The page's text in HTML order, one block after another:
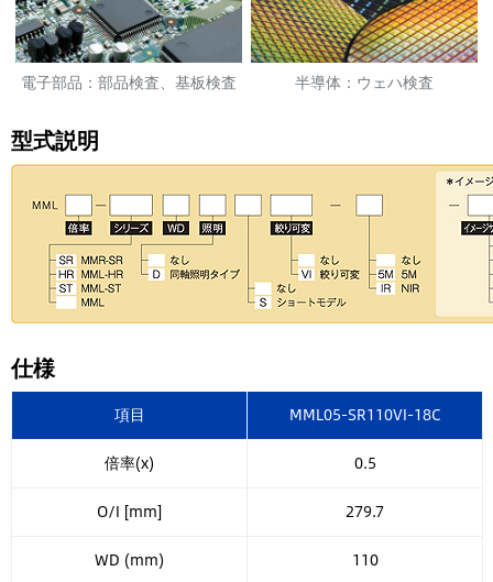
電子部品：部品検査、基板検査 半導体：ウェハ検査
型式説明
仕様
項目
MML05-SR110VI-18C
倍率(x)
0.5
O/I [mm]
279.7
WD (mm)
110